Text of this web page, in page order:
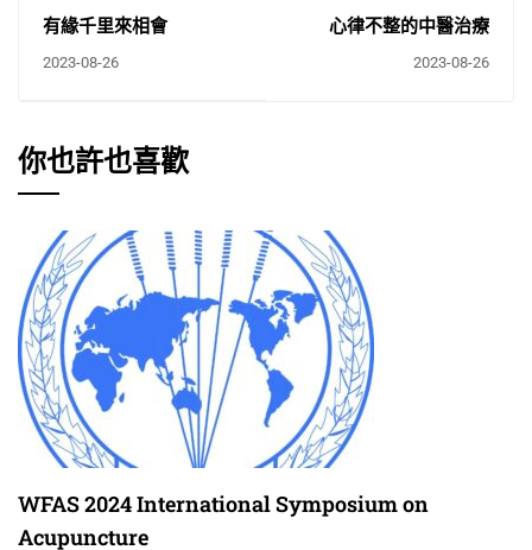
有緣千里來相會
2023-08-26
心律不整的中醫治療
2023-08-26
你也許也喜歡
WFAS 2024 International Symposium on
Acupuncture